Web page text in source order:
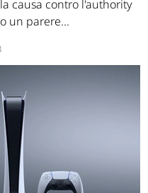
causa contro l'authority
un parere...